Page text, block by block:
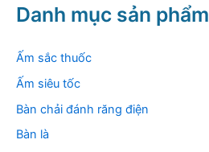
k
i
m
Danh mục sản phẩm
Ấm sắc thuốc
Ấm siêu tốc
Bàn chải đánh răng điện
Bàn là